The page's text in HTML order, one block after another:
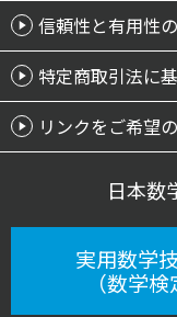
信頼性と有用性
特定商取引法に
リンクをご希望
日本数
実用数学
（数学